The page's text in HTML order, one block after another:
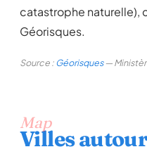
catastrophe naturelle),
Géorisques.
Source :Géorisques—
Map
Villes